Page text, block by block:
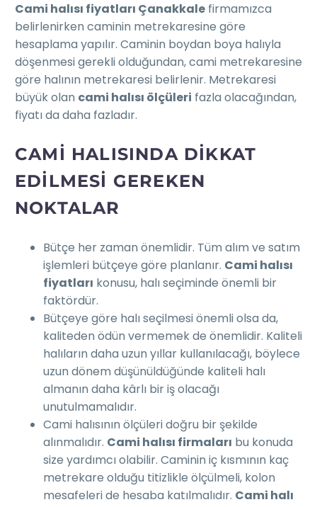
Cami halısı fiyatları Çanakkale firmamızca
belirlenirken caminin metrekaresine göre
hesaplama yapılır. Caminin boydan boya halıyla
döşenmesi gerekli olduğundan, cami metrekaresine
göre halının metrekaresi belirlenir. Metrekaresi
büyük olan cami halısı ölçüleri fazla olacağından,
fiyatı da daha fazladır.
CAMI HALISINDA DIKKAT
EDILMESI GEREKEN
NOKTALAR
Bütçe her zaman önemlidir. Tüm alım ve satım
işlemleri bütçeye göre planlanır. Cami halısı
fiyatları konusu, halı seçiminde önemli bir
faktördür.
Bütçeye göre halı seçilmesi önemli olsa da,
kaliteden ödün vermemek de önemlidir. Kaliteli
halıların daha uzun yıllar kullanılacağı, böylece
uzun dönem düşünüldüğünde kaliteli halı
almanın daha kârlı bir iş olacağı
unutulmamalıdır.
Cami halısının ölçüleri doğru bir şekilde
alınmalıdır. Cami halısı firmaları bu konuda
size yardımcı olabilir. Caminin iç kısmının kaç
metrekare olduğu titizlikle ölçülmeli, kolon
mesafeleri de hesaba katılmalıdır. Cami halı